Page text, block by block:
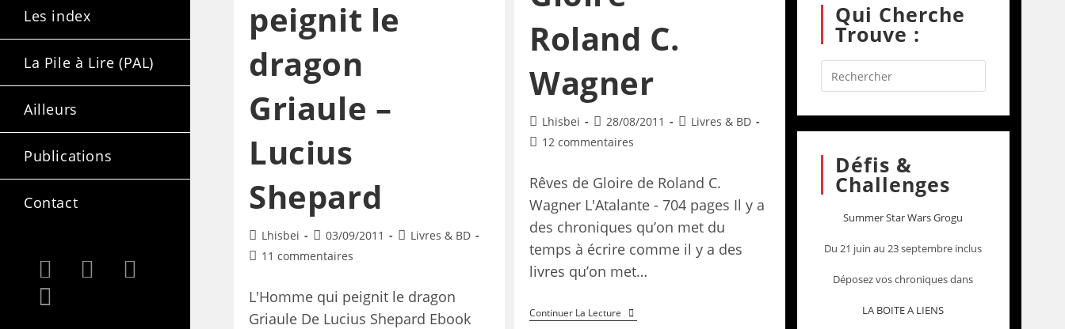
Les index
La Pile à Lire (PAL)
Ailleurs
Publications
Contact
peignit le
dragon
Griaule –
Lucius
Shepard
Lhisbei 03/09/2011
Livres & BD
11 commentaires
L'Homme qui peignit le dragon
Griaule De Lucius Shepard Ebook
Roland C.
Wagner
Lhisbei 28/08/2011
Livres & BD
12 commentaires
Rêves de Gloire de Roland C.
Wagner L'Atalante - 704 pages Il y a
des chroniques qu’on met du
temps à écrire comme il y a des
livres qu’on met…
Continuer La Lecture
Qui Cherche
Trouve :
Défis &
Challenges
Summer Star Wars Grogu
Du 21 juin au 23 septembre inclus
Déposez vos chroniques dans
LA BOITE A LIENS